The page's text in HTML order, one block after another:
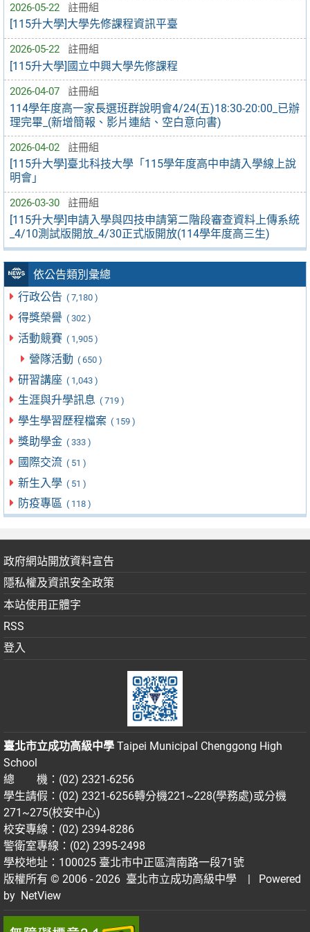
2026-05-22 註冊組
[115升大學]大學先修課程資訊平臺
2026-05-22 註冊組
[115升大學]國立中興大學先修課程
2026-04-07 註冊組
114學年度高一家長選班群說明會4/24(五)18:30-20:00_已辦
理完畢_(新增簡報、影片連結、空白意向書)
2026-04-02 註冊組
[115升大學]臺北科技大學「115學年度高中申請入學線上說
明會」
2026-03-30 註冊組
[115升大學]申請入學與四技申請第二階段審查資料上傳系統
_4/10測試版開放_4/30正式版開放(114學年度高三生)
依公告類別彙總
行政公告 ( 7,180 )
得獎榮譽 ( 302 )
活動競賽 ( 1,905 )
營隊活動 ( 650 )
研習講座 ( 1,043 )
生涯與升學訊息 ( 719 )
學生學習歷程檔案 ( 159 )
獎助學金 ( 333 )
國際交流 ( 51 )
新生入學 ( 51 )
防疫專區 ( 118 )
政府網站開放資料宣告
隱私權及資訊安全政策
本站使用正體字
RSS
登入
臺北市立成功高級中學 Taipei Municipal Chenggong High
School
總 機：(02) 2321-6256
學生請假：(02) 2321-6256轉分機221~228(學務處)或分機
271~275(校安中心)
校安專線：(02) 2394-8286
警衛室專線：(02) 2395-2498
學校地址：100025 臺北市中正區濟南路一段71號
版權所有 © 2006 - 2026 臺北市立成功高級中學
| Powered
by NetView